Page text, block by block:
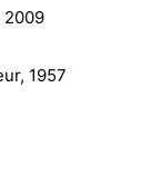
2009
1957